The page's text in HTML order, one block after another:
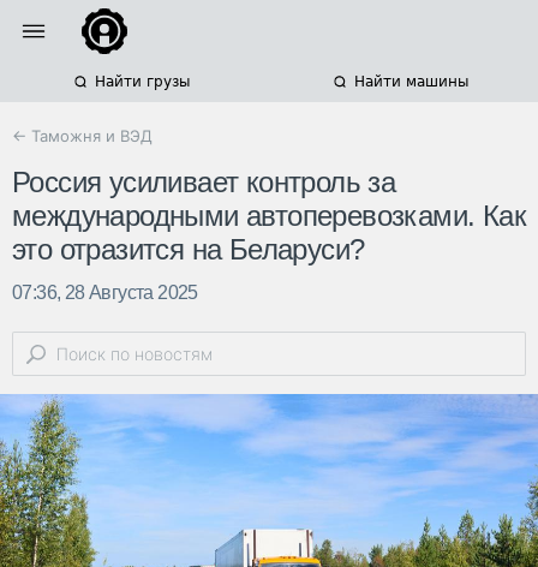
Найти грузы Найти машины
← Таможня и ВЭД
Россия усиливает контроль за
международными автоперевозками. Как
это отразится на Беларуси?
07:36, 28 Августа 2025